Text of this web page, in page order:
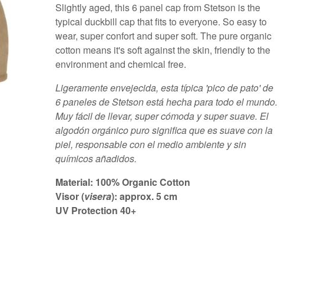
Slightly aged, this 6 panel cap from Stetson is the
typical duckbill cap that fits to everyone. So easy to
wear, super confort and super soft. The pure organic
cotton means it's soft against the skin, friendly to the
environment and chemical free.
Ligeramente envejecida, esta típica 'pico de pato' de
6 paneles de Stetson está hecha para todo el mundo.
Muy fácil de llevar, super cómoda y super suave. El
algodón orgánico puro significa que es suave con la
piel, responsable con el medio ambiente y sin
químicos añadidos.
Material: 100% Organic Cotton
Visor (visera): approx. 5 cm
UV Protection 40+